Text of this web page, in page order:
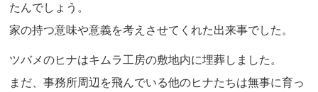
たんでしょう。
家の持つ意味や意義を考えさせてくれた出来事でした。
ツバメのヒナはキムラ工房の敷地内に埋葬しました。
まだ、事務所周辺を飛んでいる他のヒナたちは無事に育っ